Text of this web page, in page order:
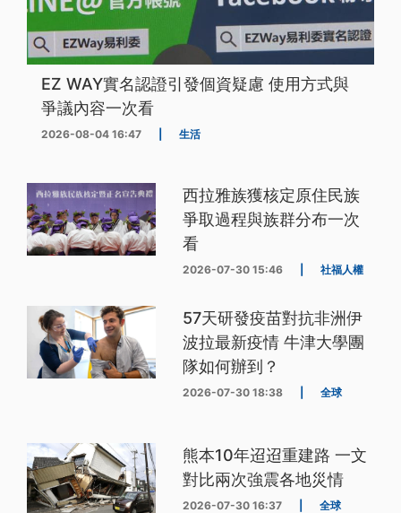
EZ WAY實名認證引發個資疑慮 使用方式與
爭議內容一次看
2026-08-04 16:47 生活
西拉雅族獲核定原住民族
爭取過程與族群分布一次
看
2026-07-30 15:46 社福人權
57天研發疫苗對抗非洲伊
波拉最新疫情 牛津大學團
隊如何辦到？
2026-07-30 18:38 全球
熊本10年迢迢重建路 一文
對比兩次強震各地災情
2026-07-30 16:37 全球